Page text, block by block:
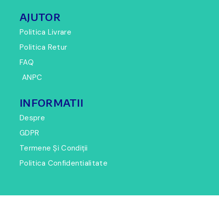
AJUTOR
Politica Livrare
Politica Retur
FAQ
ANPC
INFORMATII
Despre
GDPR
Termene Și Condiții
Politica Confidentialitate